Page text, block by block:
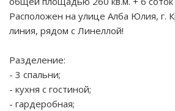
Расположен на улице Алба Юлия, г.
линия, рядом с Линеллой!
Разделение:
- 3 спальни;
- кухня с гостиной;
- гардеробная;